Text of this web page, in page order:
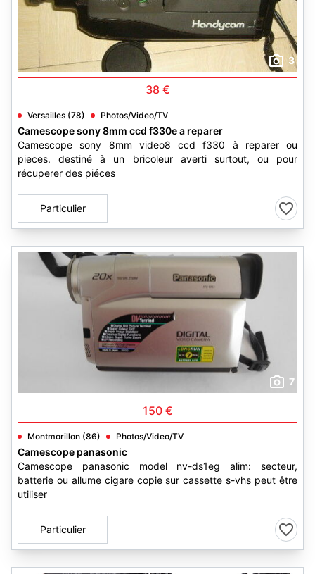
3
38 €
Versailles (78) Photos/Video/TV
Camescope sony 8mm ccd f330e a reparer
Camescope sony 8mm video8 ccd f330 à reparer ou
pieces. destiné à un bricoleur averti surtout, ou pour
récuperer des piéces
Particulier
7
150 €
Montmorillon (86) Photos/Video/TV
Camescope panasonic
Camescope panasonic model nv-ds1eg alim: secteur,
batterie ou allume cigare copie sur cassette s-vhs peut être
utiliser
Particulier